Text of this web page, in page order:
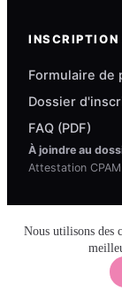
Nous utilisons des
INSCRIPTION
Formulaire de
Dossier
FAQ (PDF)
À joindre au
Attestation
Copyright ©
par